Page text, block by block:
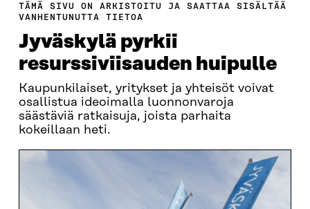
TÄMÄ SIVU ON ARKISTOITU JA SAATTAA SISÄLTÄÄ
VANHENTUNUTTA TIETOA
Jyväskylä pyrkii
resurssiviisauden huipulle
Kaupunkilaiset, yritykset ja yhteisöt voivat
osallistua ideoimalla luonnonvaroja
säästäviä ratkaisuja, joista parhaita
kokeillaan heti.